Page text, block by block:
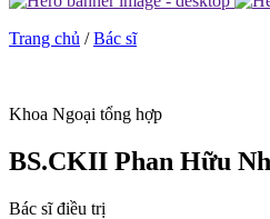
Trang chủ /Bác sĩ
Khoa Ngoại tổng hợp
BS.CKII Phan Hữu
Bác sĩ điều trị